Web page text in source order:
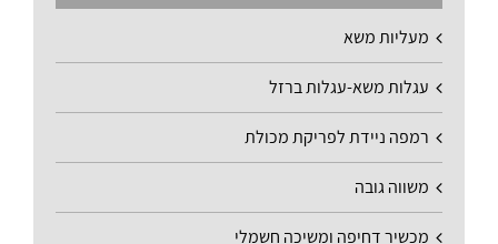
מעליות משא
עגלות משא-עגלות ברזל
רמפה ניידת לפריקת מכולת
משווה גובה
מכשיר דחיפה ומשיכה חשמלי